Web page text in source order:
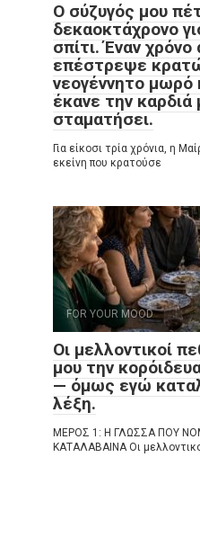
Ο σύζυγός μου
δεκαοκτάχρονο
σπίτι. Έναν
επέστρεψε
νεογέννητο μωρό
έκανε την καρδιά
σταματήσει.
Για είκοσι τρία χρόνια, η
εκείνη που κρατούσε
FOR YOUR MOOD
Οι μελλοντικοί
μου την
— όμως εγώ
λέξη.
ΜΕΡΟΣ 1: Η ΓΛΩΣΣΑ ΠΟΥ
ΚΑΤΑΛΑΒΑΙΝΑ Οι